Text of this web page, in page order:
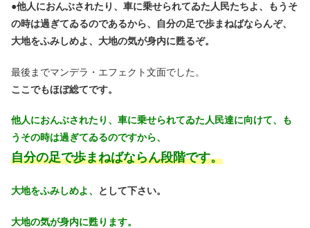
●他人におんぶされたり、車に乗せられてゐた人民たちよ、もうそ
の時は過ぎてゐるのであるから、自分の足で歩まねばならんぞ、
大地をふみしめよ、大地の気が身内に甦るぞ。
最後までマンデラ・エフェクト文面でした。
ここでもほぼ総てです。
他人におんぶされたり、車に乗せられてゐた人民達に向けて、も
うその時は過ぎてゐるのですから、
自分の足で歩まねばならん段階です。
大地をふみしめよ、 として下さい。
大地の気が身内に甦ります。